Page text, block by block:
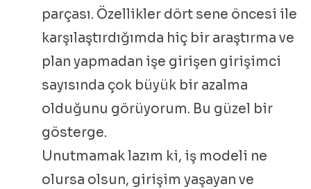
parçası. Özellikler dört sene öncesi ile
karşılaştırdığımda hiç bir araştırma ve
plan yapmadan işe girişen girişimci
sayısında çok büyük bir azalma
olduğunu görüyorum. Bu güzel bir
gösterge.
Unutmamak lazım ki, iş modeli ne
olursa olsun, girişim yaşayan ve